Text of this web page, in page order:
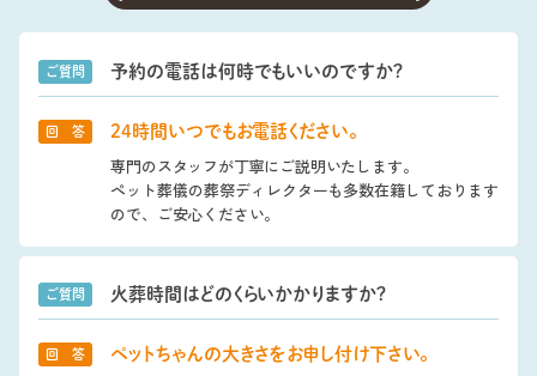
ご質問 予約の電話は何時でもいいのですか?
回 答 24時間いつでもお電話ください。
専門のスタッフが丁寧にご説明いたします。
ペット葬儀の葬祭ディレクターも多数在籍しております
ので、ご安心ください。
ご質問 火葬時間はどのくらいかかりますか?
回 答 ペットちゃんの大きさをお申し付け下さい。